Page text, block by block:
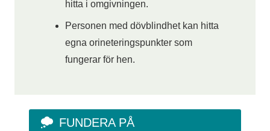
hitta i omgivningen.
Personen med dövblindhet kan hitta
egna orineteringspunkter som
fungerar för hen.
FUNDERA PÅ